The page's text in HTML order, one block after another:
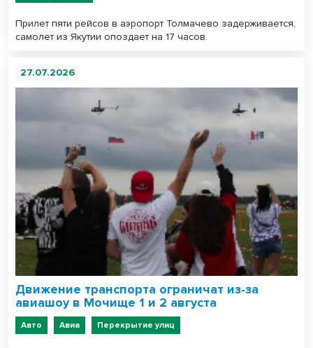
Прилет пяти рейсов в аэропорт Толмачево задерживается,
самолет из Якутии опоздает на 17 часов.
27.07.2026
Движение транспорта ограничат из-за
авиашоу в Мочище 1 и 2 августа
Авто Авиа Перекрытие улиц